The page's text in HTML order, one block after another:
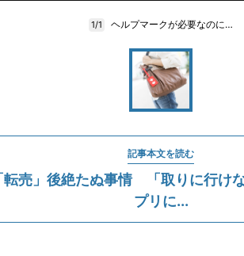
1/1 ヘルプマークが必要なのに…
記事本文を読む
転売」後絶たぬ事情 「取りに行け
プリに...